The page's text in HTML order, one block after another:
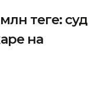
теңге: суд
на